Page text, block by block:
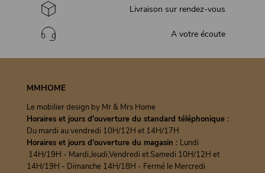
Livraison sur rendez-vous
A votre écoute
MMHOME
Le mobilier design by Mr & Mrs Home
Horaires et jours d'ouverture du standard téléphonique :
Du mardi au vendredi 10H/12H et 14H/17H
Horaires et jours d'ouverture du magasin : Lundi
14H/19H - Mardi,Jeudi,Vendredi et Samedi 10H/12H et
14H/19H - Dimanche 14H/18H - Fermé le Mercredi